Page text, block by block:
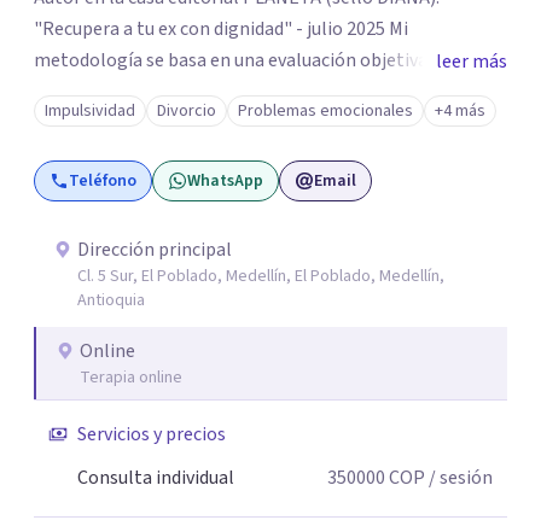
"Recupera a tu ex con dignidad" - julio 2025 Mi
metodología se basa en una evaluación objetiva de
escenarios según la necesidad del paciente, centrada en
tres ejes fundamentales: 1- Análisis de viabilidad:
estimación de probabilidades reales de recuperación de la
relación de pareja 2- Análisis conductual: evaluación de
interacción 3- Soporte emocional: acompañamiento
para la gestión del duelo afectivo
leer más
Impulsividad Divorcio Problemas emocionales +4 más
Teléfono WhatsApp Email
Dirección principal
Cl. 5 Sur, El Poblado, Medellín, El Poblado, Medellín,
Antioquia
Online
Terapia online
Servicios y precios
Consulta individual
350000COP / sesión